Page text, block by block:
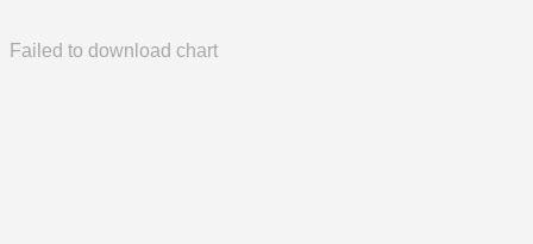
Failed to download chart